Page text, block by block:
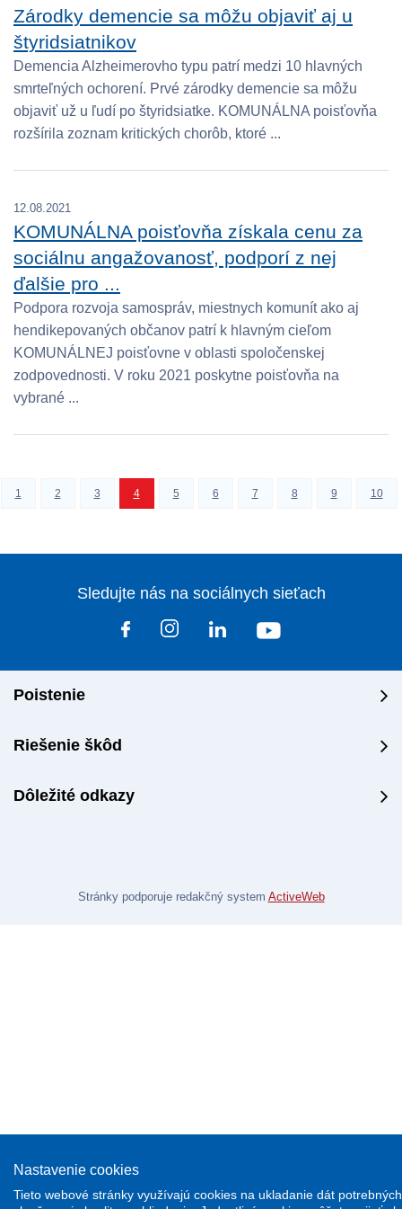
Nastavenie cookies
Tieto webové stránky využívajú cookies na ukladanie dát
Zárodky demencie sa môžu objaviť aj u
štyridsiatnikov
Demencia Alzheimerovho typu patrí medzi 10 hlavných
smrteľných ochorení. Prvé zárodky demencie sa môžu
objaviť už u ľudí po štyridsiatke. KOMUNÁLNA poisťovňa
rozšírila zoznam kritických chorôb, ktoré ...
12.08.2021
KOMUNÁLNA poisťovňa získala cenu za
sociálnu angažovanosť, podporí z nej
ďalšie pro ...
Podpora rozvoja samospráv, miestnych komunít ako aj
hendikepovaných občanov patrí k hlavným cieľom
KOMUNÁLNEJ poisťovne v oblasti spoločenskej
zodpovednosti. V roku 2021 poskytne poisťovňa na
vybrané ...
1 2 3 4 5 6 7 8 9 10
Sledujte nás na sociálnych sieťach
Poistenie
Riešenie škôd
Dôležité odkazy
Stránky podporuje redakčný system ActiveWeb